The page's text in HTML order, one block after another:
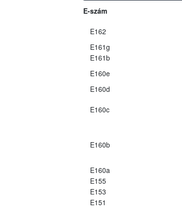
E-szám
E162
E161g
E161b
E160e
E160d
E160c
E160b
E160a
E155
E153
E151